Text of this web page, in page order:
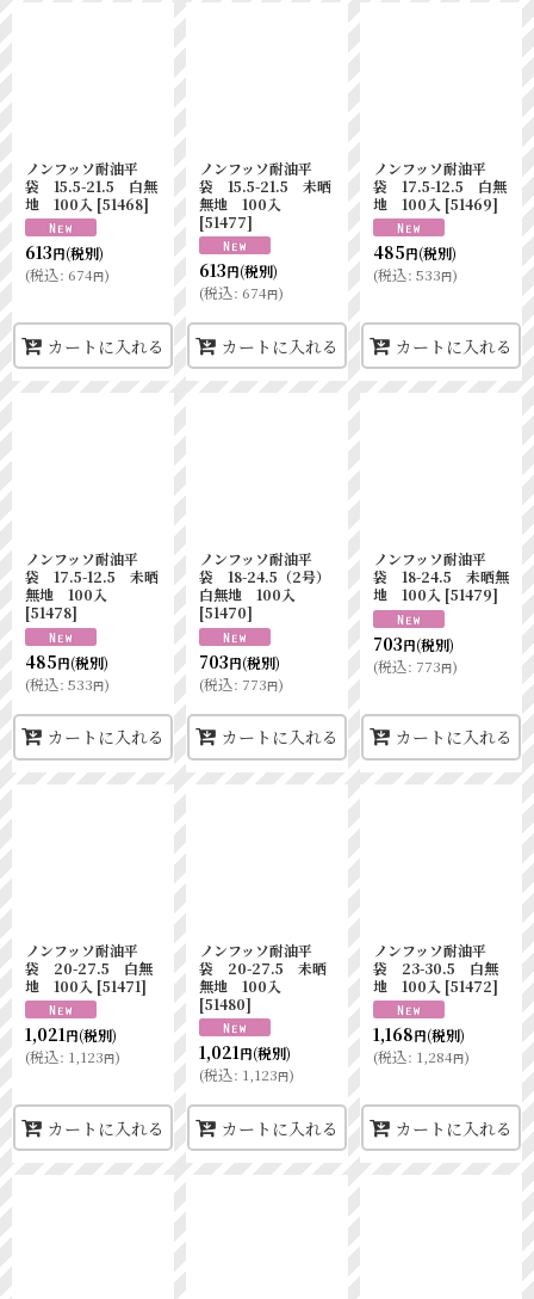
ノンフッソ耐油平
袋 15.5-21.5 白無
地 100入 [51468]
613円(税別)
(税込: 674円)
カートに入れる
ノンフッソ耐油平
袋 15.5-21.5 未晒
無地 100入
[51477]
613円(税別)
(税込: 674円)
カートに入れる
ノンフッソ耐油平
袋 17.5-12.5 白無
地 100入 [51469]
485円(税別)
(税込: 533円)
カートに入れる
ノンフッソ耐油平
袋 17.5-12.5 未晒
無地 100入
[51478]
485円(税別)
(税込: 533円)
カートに入れる
ノンフッソ耐油平
袋 18-24.5（2号）
白無地 100入
[51470]
703円(税別)
(税込: 773円)
カートに入れる
ノンフッソ耐油平
袋 18-24.5 未晒無
地 100入 [51479]
703円(税別)
(税込: 773円)
カートに入れる
ノンフッソ耐油平
袋 20-27.5 白無
地 100入 [51471]
1,021円(税別)
(税込: 1,123円)
カートに入れる
ノンフッソ耐油平
袋 20-27.5 未晒
無地 100入
[51480]
1,021円(税別)
(税込: 1,123円)
カートに入れる
ノンフッソ耐油平
袋 23-30.5 白無
地 100入 [51472]
1,168円(税別)
(税込: 1,284円)
カートに入れる